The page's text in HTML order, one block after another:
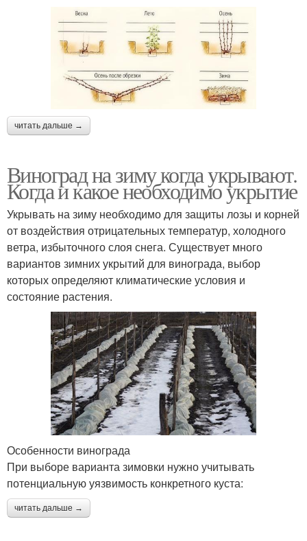
читать дальше →
Виноград на зиму когда укрывают.
Когда и какое необходимо укрытие
Укрывать на зиму необходимо для защиты лозы и корней
от воздействия отрицательных температур, холодного
ветра, избыточного слоя снега. Существует много
вариантов зимних укрытий для винограда, выбор
которых определяют климатические условия и
состояние растения.
Особенности винограда
При выборе варианта зимовки нужно учитывать
потенциальную уязвимость конкретного куста:
читать дальше →